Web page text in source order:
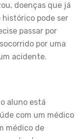
doenças que já
pode ser
passar por
por uma
acidente.
aluno está
com um médico
médico de